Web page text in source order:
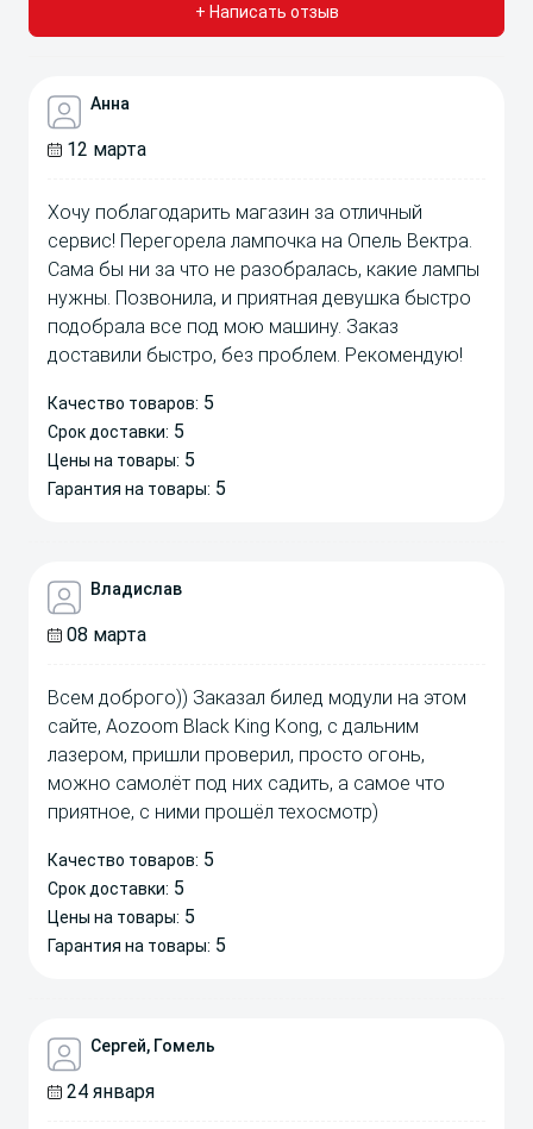
+ Написать отзыв
Анна
12 марта
Хочу поблагодарить магазин за отличный
сервис! Перегорела лампочка на Опель Вектра.
Сама бы ни за что не разобралась, какие лампы
нужны. Позвонила, и приятная девушка быстро
подобрала все под мою машину. Заказ
доставили быстро, без проблем. Рекомендую!
Качество товаров: 5
Срок доставки: 5
Цены на товары: 5
Гарантия на товары: 5
Владислав
08 марта
Всем доброго)) Заказал билед модули на этом
сайте, Aozoom Black King Kong, с дальним
лазером, пришли проверил, просто огонь,
можно самолёт под них садить, а самое что
приятное, с ними прошёл техосмотр)
Качество товаров: 5
Срок доставки: 5
Цены на товары: 5
Гарантия на товары: 5
Сергей, Гомель
24 января